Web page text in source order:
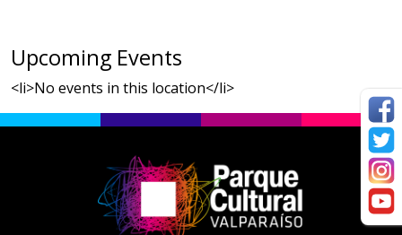
Upcoming Events
<li>No events in this location</li>